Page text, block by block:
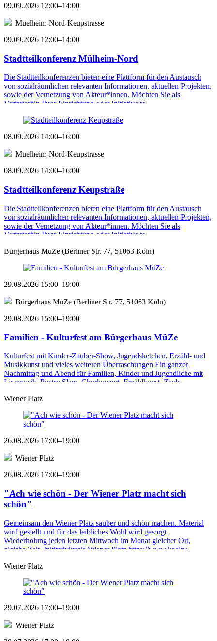
09.09.2026 12:00–14:00
Muelheim-Nord-Keupstrasse
09.09.2026 12:00–14:00
Stadtteilkonferenz Mülheim-Nord
Die Stadtteilkonferenzen bieten eine Plattform für den Austausch
von sozialräumlichen relevanten Informationen, aktuellen Projekten,
sowie der Vernetzung von Akteur*innen. Möchten Sie als
Vertreter*in Ihrer Einrichtung oder Initiative te ...
08.09.2026 14:00–16:00
Muelheim-Nord-Keupstrasse
08.09.2026 14:00–16:00
Stadtteilkonferenz Keupstraße
Die Stadtteilkonferenzen bieten eine Plattform für den Austausch
von sozialräumlichen relevanten Informationen, aktuellen Projekten,
sowie der Vernetzung von Akteur*innen. Möchten Sie als
Vertreter*in Ihrer Einrichtung oder Initiative te ...
Bürgerhaus MüZe (Berliner Str. 77, 51063 Köln)
29.08.2026 15:00–19:00
Bürgerhaus MüZe (Berliner Str. 77, 51063 Köln)
29.08.2026 15:00–19:00
Familien - Kulturfest am Bürgerhaus MüZe
Kulturfest mit Kinder-Zauber-Show, Jugendsketchen, Erzähl- und
Musikkunst und vieles weiteren Überraschungen Ein ganzer
Nachmittag und Abend für Familien, Kinder und Jugendliche mit
Livemusik, Poetry Slam, Chorkonzert, Erzählkunst, Zaub ...
Wiener Platz
26.08.2026 17:00–19:00
Wiener Platz
26.08.2026 17:00–19:00
"Ach wie schön - Der Wiener Platz macht sich
schön"
Gemeinsam den Wiener Platz sauber und schön machen. Material
wird gestellt und für das leibliches Wohl wird gesorgt.
Wiederholung jeden letzten Mittwoch im Monat gleicher Ort,
gleiche Zeit. Inititativkrreis Wiener Platz https://www.koelne ...
Wiener Platz
29.07.2026 17:00–19:00
Wiener Platz